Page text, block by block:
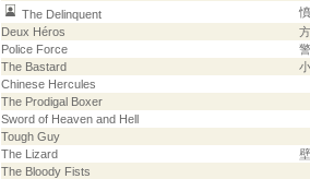
The Delinquent
Deux Héros
Police Force
The Bastard
Chinese Hercules
The Prodigal Boxer
Sword of Heaven and Hell
Tough Guy
The Lizard
The Bloody Fists